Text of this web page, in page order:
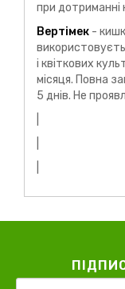
при дотриманні
Вертімек -
і квіткових
місяця. Повна
5 днів. Не